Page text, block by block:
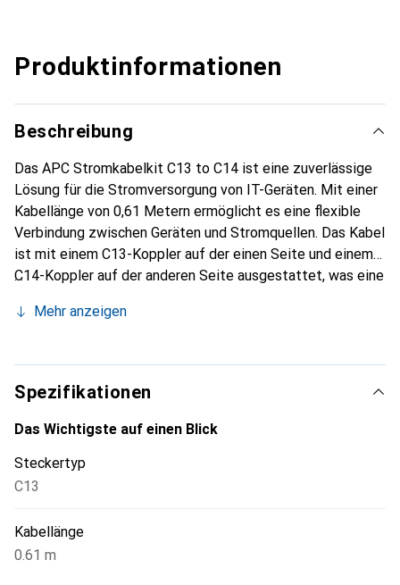
Produktinformationen
Beschreibung
Das APC Stromkabelkit C13 to C14 ist eine zuverlässige
Lösung für die Stromversorgung von IT-Geräten. Mit einer
Kabellänge von 0,61 Metern ermöglicht es eine flexible
Verbindung zwischen Geräten und Stromquellen. Das Kabel
ist mit einem C13-Koppler auf der einen Seite und einem
C14-Koppler auf der anderen Seite ausgestattet, was eine
gewährleistet. Es ist für einen Eingangsstrom von bis zu
100 bis 230 Volt, was es vielseitig einsetzbar macht. Die
schwarze Kabelfarbe und die gerade Steckerform sorgen
für eine ansprechende Optik und einfache Handhabung.
Dieses Kabel ist ideal für den Einsatz in Rechenzentren,
zuverlässige Stromversorgung erforderlich ist.
Mehr anzeigen
Spezifikationen
Das Wichtigste auf einen Blick
Steckertyp
C13
Kabellänge
0.61 m